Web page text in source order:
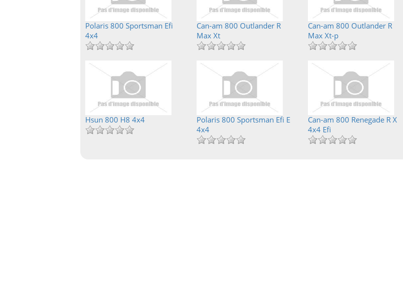
Polaris 800 Sportsman Efi
4x4
Can-am 800 Outlander R
Max Xt
Can-am 800 Outlander R
Max Xt-p
Hsun 800 H8 4x4
Polaris 800 Sportsman Efi E
4x4
Can-am 800 Renegade R X
4x4 Efi